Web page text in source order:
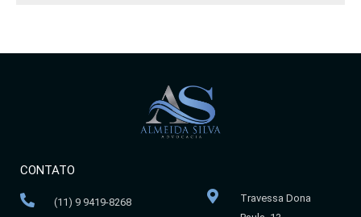
CONTATO
(11) 9 9419-8268
Travessa Dona